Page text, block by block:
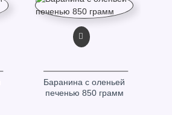
Баранина с оленьей
печенью 850 грамм